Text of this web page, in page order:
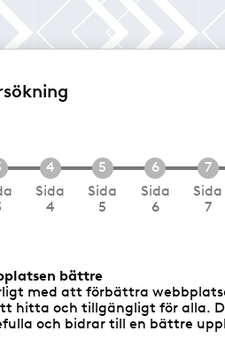
Logga in
utgivare: Sofia
Sida
4
Sida
5
Sida
6
Sida
7
bättre
med att förbättra
hitta och tillgängligt för alla.
och bidrar till en bättre